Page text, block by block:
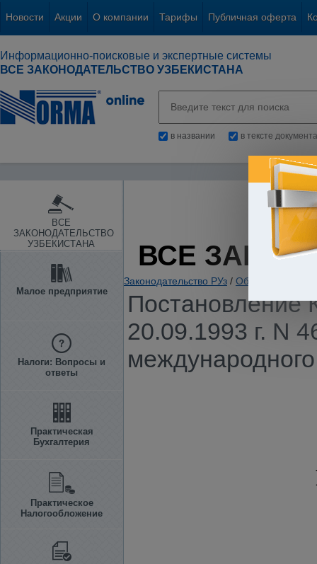
Новости Акции О компании Тарифы Публичная оферта
Информационно-поисковые и экспертные системы
ВСЕ ЗАКОНОДАТЕЛЬСТВО УЗБЕКИСТАНА
в названии в тексте документа
ВСЕ
ЗАКОНОДАТЕЛЬСТВО
УЗБЕКИСТАНА
Малое предприятие
Налоги: Вопросы и
ответы
Практическая
Бухгалтерия
Практическое
Налогообложение
ВСЕ
Законодательство РУз / Образование.
Постановление
20.09.1993 г. N